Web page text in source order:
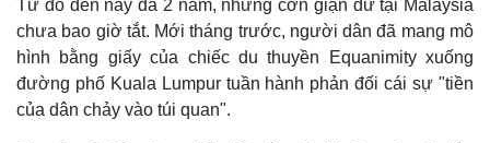
Từ đó đến nay đã 2 năm, nhưng cơn giận dữ tại Malaysia
chưa bao giờ tắt. Mới tháng trước, người dân đã mang mô
hình bằng giấy của chiếc du thuyền Equanimity xuống
đường phố Kuala Lumpur tuần hành phản đối cái sự "tiền
của dân chảy vào túi quan".